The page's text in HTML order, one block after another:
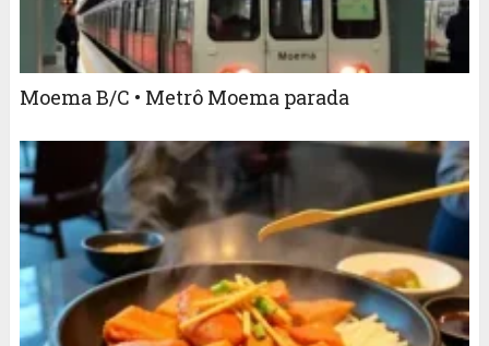
Moema B/C • Metrô Moema parada